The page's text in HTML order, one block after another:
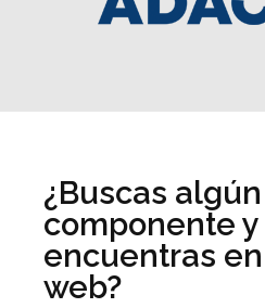
¿Buscas algún
componente
encuentras
web?